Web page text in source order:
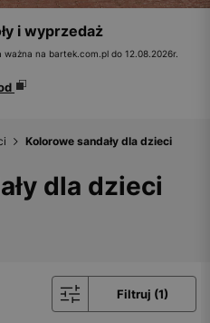
i wyprzedaż
na bartek.com.pl do 12.08.2026r.
Kolorowe sandały dla dzieci
dla dzieci
Filtruj (1)